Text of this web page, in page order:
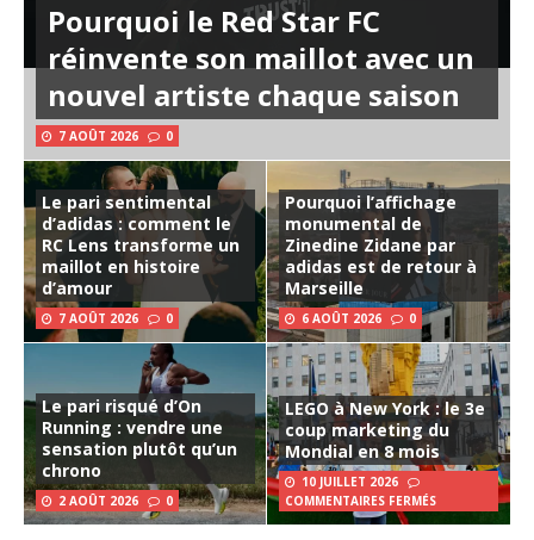
Pourquoi le Red Star FC
réinvente son maillot avec un
nouvel artiste chaque saison
7 AOÛT 2026 0
Le pari sentimental
d’adidas : comment le
RC Lens transforme un
maillot en histoire
d’amour
7 AOÛT 2026 0
Pourquoi l’affichage
monumental de
Zinedine Zidane par
adidas est de retour à
Marseille
6 AOÛT 2026 0
Le pari risqué d’On
Running : vendre une
sensation plutôt qu’un
chrono
2 AOÛT 2026 0
LEGO à New York : le 3e
coup marketing du
Mondial en 8 mois
10 JUILLET 2026
COMMENTAIRES FERMÉS